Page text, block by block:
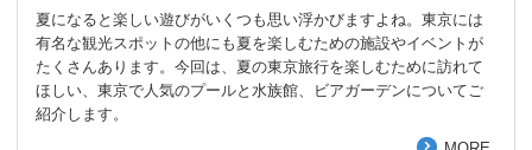
夏になると楽しい遊びがいくつも思い浮かびますよね。東京には
有名な観光スポットの他にも夏を楽しむための施設やイベントが
たくさんあります。今回は、夏の東京旅行を楽しむために訪れて
ほしい、東京で人気のプールと水族館、ビアガーデンについてご
紹介します。